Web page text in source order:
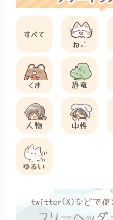
すべて
ねこ
くま 恐竜
人物 中性
ゆるい